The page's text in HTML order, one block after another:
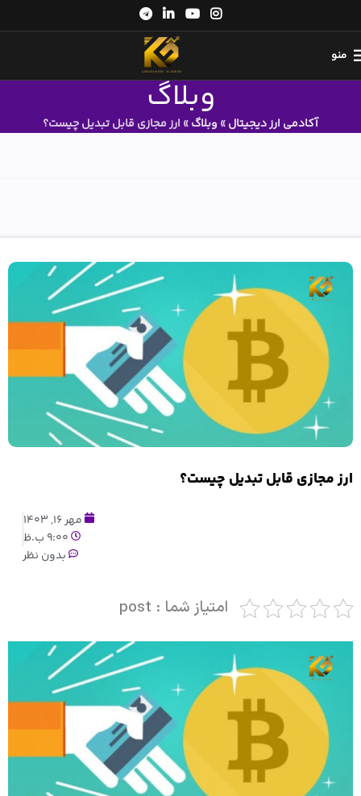
منو
وبلاگ
آکادمی ارز دیجیتال» وبلاگ» ارز مجازی قابل تبدیل چیست؟
ارز مجازی قابل تبدیل چیست؟
مهر 16, 1403
9:00 ب.ظ
بدون نظر
امتیاز شما : post